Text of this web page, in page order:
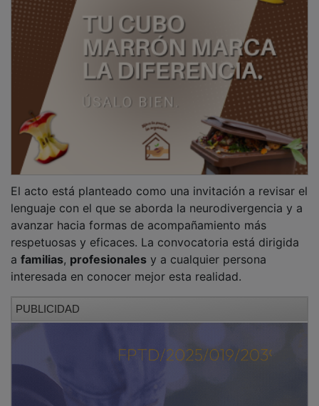
exposiciones, cocina, música, divulgación y
ópera
OTRAS NOTICIAS
GUADA TV MEDIA
PUBLICIDAD
PUBLICIDAD
PUBLICIDAD